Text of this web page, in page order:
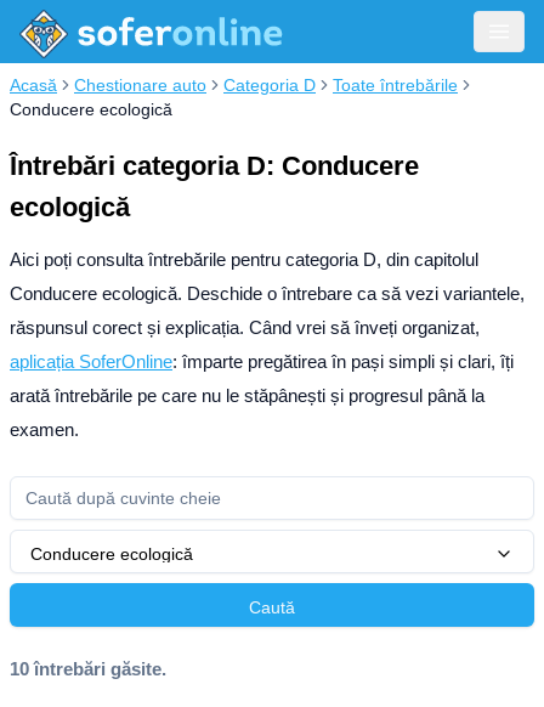
Acasă Chestionare auto Categoria D
Toate întrebările
Conducere ecologică
Întrebări categoria D: Conducere
ecologică
Aici poți consulta întrebările pentru categoria D, din capitolul
Conducere ecologică. Deschide o întrebare ca să vezi variantele,
răspunsul corect și explicația. Când vrei să înveți organizat,
aplicația SoferOnline: împarte pregătirea în pași simpli și clari, îți
arată întrebările pe care nu le stăpânești și progresul până la
examen.
Conducere ecologică
Caută
10 întrebări găsite.